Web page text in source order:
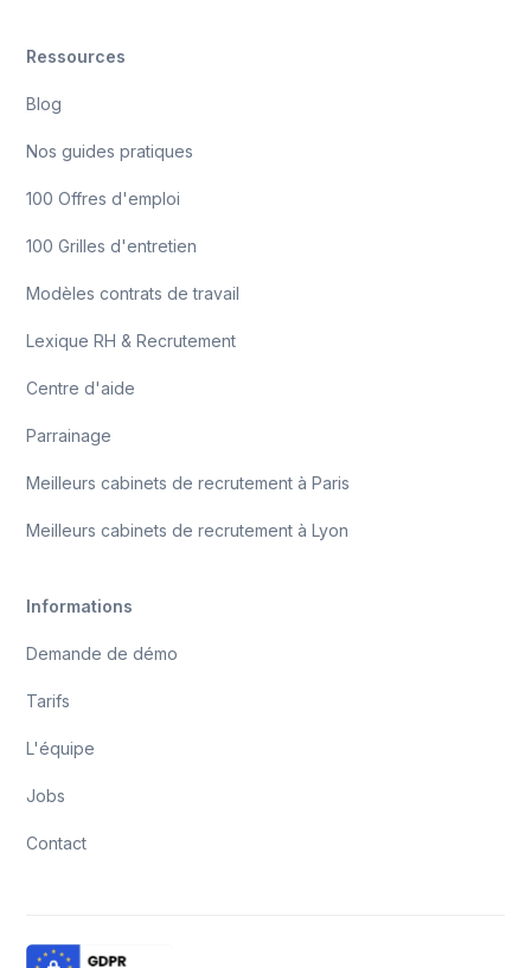
Ressources
Blog
Nos guides pratiques
100 Offres d'emploi
100 Grilles d'entretien
Modèles contrats de travail
Lexique RH & Recrutement
Centre d'aide
Parrainage
Meilleurs cabinets de recrutement à Paris
Meilleurs cabinets de recrutement à Lyon
Informations
Demande de démo
Tarifs
L'équipe
Jobs
Contact